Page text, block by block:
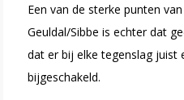
Een van de sterke punten
Geuldal/Sibbe is echter dat
dat er bij elke tegenslag juist
bijgeschakeld.